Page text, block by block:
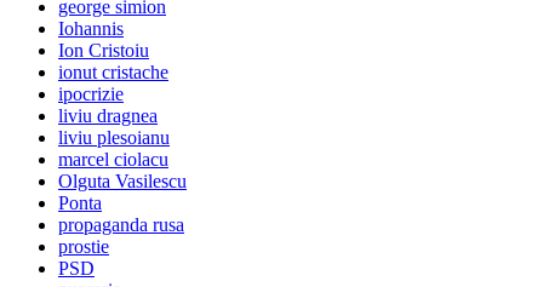
george simion
Iohannis
Ion Cristoiu
ionut cristache
ipocrizie
liviu dragnea
liviu plesoianu
marcel ciolacu
Olguta Vasilescu
Ponta
propaganda rusa
prostie
PSD